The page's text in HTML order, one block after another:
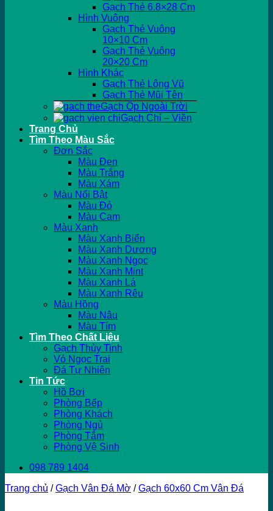
Gạch Thẻ 6.8×28 Cm
Hình Vuông
Gạch Thẻ Vuông
10×10 Cm
Gạch Thẻ Vuông
20×20 Cm
Hình Khác
Gạch Thẻ Lông Vũ
Gạch Thẻ Mũi Tên
Gạch Ốp Ngoài Trời
Gạch Chỉ – Viền
Trang Chủ
Tìm Theo Màu Sắc
Đơn Sắc
Màu Đen
Màu Trắng
Màu Xám
Màu Nổi Bật
Màu Đỏ
Màu Cam
Màu Xanh
Màu Xanh Biển
Màu Xanh Dương
Màu Xanh Ngọc
Màu Xanh Mint
Màu Xanh Lá
Màu Xanh Rêu
Màu Hồng
Màu Nâu
Màu Tím
Tìm Theo Chất Liệu
Gạch Thủy Tinh
Vỏ Ngọc Trai
Đá Tự Nhiên
Tin Tức
Hồ Bơi
Phòng Bếp
Phòng Khách
Phòng Ngủ
Phòng Tắm
Phòng Vệ Sinh
098 789 1404
Trang chủ / Gạch Vân Đá Mờ / Gạch 60x60 Cm Vân Đá